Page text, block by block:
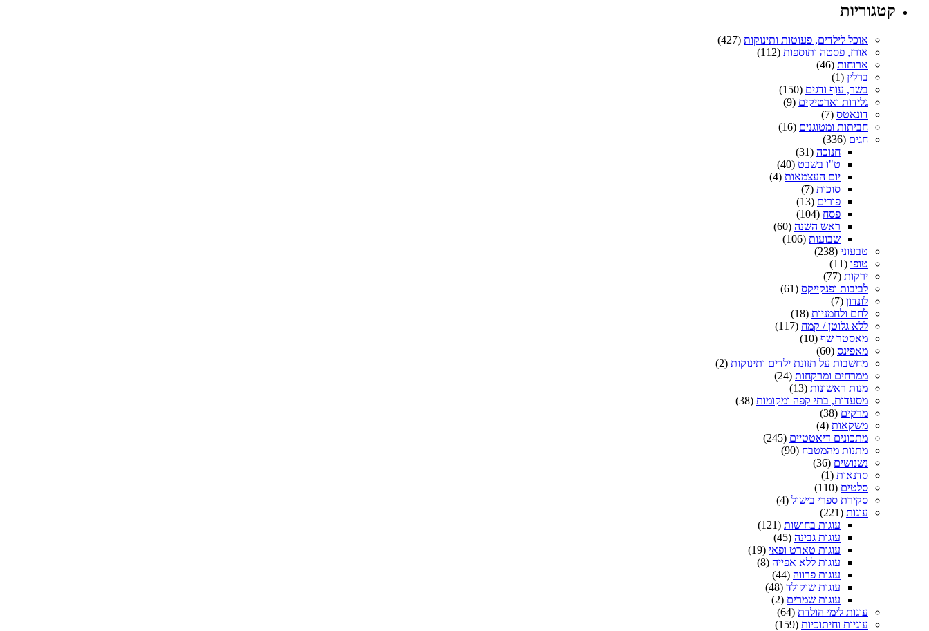
קטגוריות
אוכל לילדים, פעוטות ותינוקות (427)
אורז, פסטה ותוספות (112)
ארוחות (46)
ברלין (1)
בשר, עוף ודגים (150)
גלידות וארטיקים (9)
דונאטס (7)
חביתות ומטוגנים (16)
חגים (336)
חנוכה (31)
ט"ו בשבט (40)
יום העצמאות (4)
סוכות (7)
פורים (13)
פסח (104)
ראש השנה (60)
שבועות (106)
טבעוני (238)
טופו (11)
ירקות (77)
לביבות ופנקייקס (61)
לונדון (7)
לחם ולחמניות (18)
ללא גלוטן / קמח (117)
מאסטר שף (10)
מאפינס (60)
מחשבות על תזונת ילדים ותינוקות (2)
ממרחים ומרקחות (24)
מנות ראשונות (13)
מסעדות, בתי קפה ומקומות (38)
מרקים (38)
משקאות (4)
מתכונים דיאטטיים (245)
מתנות מהמטבח (90)
נשנושים (36)
סדנאות (1)
סלטים (110)
סקירת ספרי בישול (4)
עוגות (221)
עוגות בחושות (121)
עוגות גבינה (45)
עוגות טארט ופאי (19)
עוגות ללא אפייה (8)
עוגות פרווה (44)
עוגות שוקולד (48)
עוגות שמרים (2)
עוגות לימי הולדת (64)
עוגיות וחיתוכיות (159)